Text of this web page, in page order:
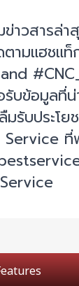
าวสารล่า
ตามแฮชแ
บข้อมูลที่น่
รับประโย
ที่